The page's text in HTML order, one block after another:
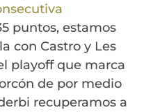
puntos, estamos
con Castro y Les
playoff que marca
de por medio
recuperamos a